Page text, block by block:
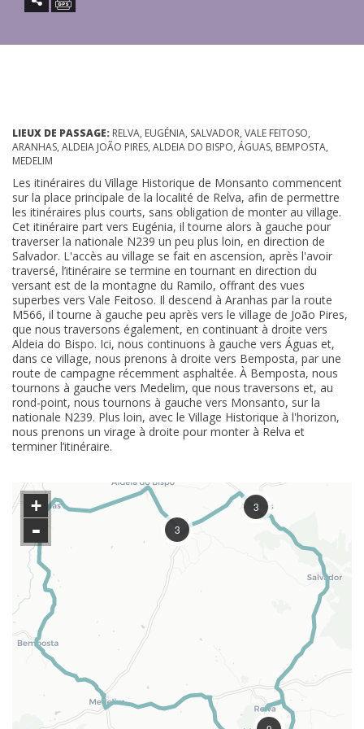
LIEUX DE PASSAGE: RELVA, EUGÉNIA, SALVADOR, VALE FEITOSO,
ARANHAS, ALDEIA JOÃO PIRES, ALDEIA DO BISPO, ÁGUAS, BEMPOSTA,
MEDELIM
Les itinéraires du Village Historique de Monsanto commencent
sur la place principale de la localité de Relva, afin de permettre
les itinéraires plus courts, sans obligation de monter au village.
Cet itinéraire part vers Eugénia, il tourne alors à gauche pour
traverser la nationale N239 un peu plus loin, en direction de
Salvador. L'accès au village se fait en ascension, après l'avoir
traversé, l’itinéraire se termine en tournant en direction du
versant est de la montagne du Ramilo, offrant des vues
superbes vers Vale Feitoso. Il descend à Aranhas par la route
M566, il tourne à gauche peu après vers le village de João Pires,
que nous traversons également, en continuant à droite vers
Aldeia do Bispo. Ici, nous continuons à gauche vers Águas et,
dans ce village, nous prenons à droite vers Bemposta, par une
route de campagne récemment asphaltée. À Bemposta, nous
tournons à gauche vers Medelim, que nous traversons et, au
rond-point, nous tournons à gauche vers Monsanto, sur la
nationale N239. Plus loin, avec le Village Historique à l'horizon,
nous prenons un virage à droite pour monter à Relva et
terminer l’itinéraire.
3
3
+
-